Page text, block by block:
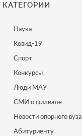
КАТЕГОРИИ
Наука
Ковид-19
Спорт
Конкурсы
Люди МАУ
СМИ о филиале
Новости опорного вуза
Абитуриенту